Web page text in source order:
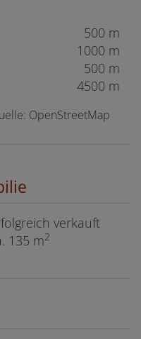
500 m
1000 m
500 m
4500 m
OpenStreetMap
verkauft
135 m2